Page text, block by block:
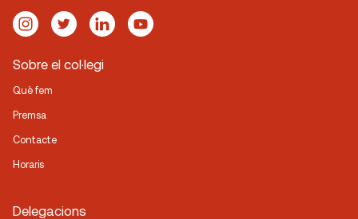
Sobre el col·legi
Què fem
Premsa
Contacte
Horaris
Delegacions